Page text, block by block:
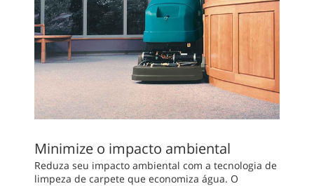
Minimize o impacto ambiental
Reduza seu impacto ambiental com a tecnologia de
limpeza de carpete que economiza água. O